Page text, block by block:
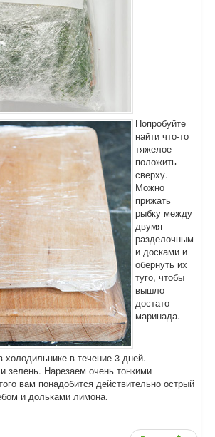
Попробуйте
найти что-то
тяжелое
положить
сверху.
Можно
прижать
рыбку между
двумя
разделочным
и досками и
обернуть их
туго, чтобы
вышло
достато
маринада.
в течение 3 дней.
зелень. Нарезаем очень тонкими
вам понадобится действительно острый
и дольками лимона.